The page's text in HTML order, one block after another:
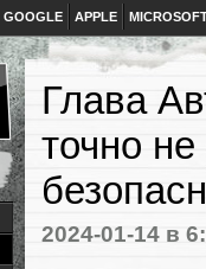
GOOGLE APPLE
Глава
точно
2024-01-14 в